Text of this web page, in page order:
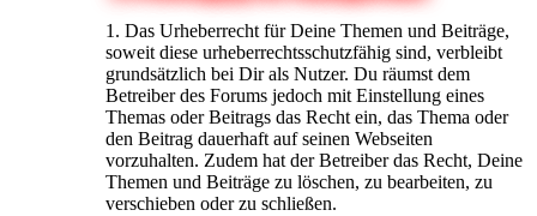
1. Das Urheberrecht für Deine Themen und Beiträge,
soweit diese urheberrechtsschutzfähig sind, verbleibt
grundsätzlich bei Dir als Nutzer. Du räumst dem
Betreiber des Forums jedoch mit Einstellung eines
Themas oder Beitrags das Recht ein, das Thema oder
den Beitrag dauerhaft auf seinen Webseiten
vorzuhalten. Zudem hat der Betreiber das Recht, Deine
Themen und Beiträge zu löschen, zu bearbeiten, zu
verschieben oder zu schließen.